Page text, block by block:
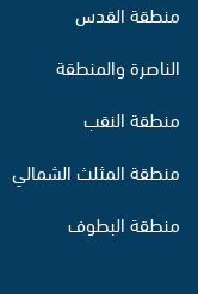
منطقة القدس
الناصرة والمنطقة
منطقة النقب
منطقة المثلث الشمالي
منطقة البطوف